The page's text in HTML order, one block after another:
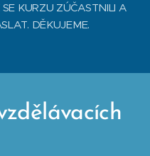
KURZU ZÚČASTNILI A
DĚKUJEME.